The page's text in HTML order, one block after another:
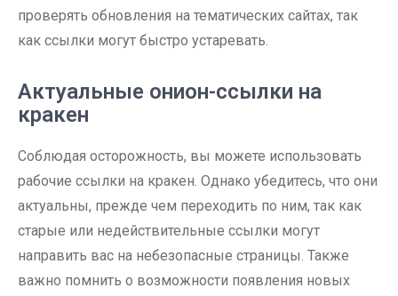
проверять обновления на тематических сайтах, так
как ссылки могут быстро устаревать.
Актуальные онион-ссылки на
кракен
Соблюдая осторожность, вы можете использовать
рабочие ссылки на кракен. Однако убедитесь, что они
актуальны, прежде чем переходить по ним, так как
старые или недействительные ссылки могут
направить вас на небезопасные страницы. Также
важно помнить о возможности появления новых